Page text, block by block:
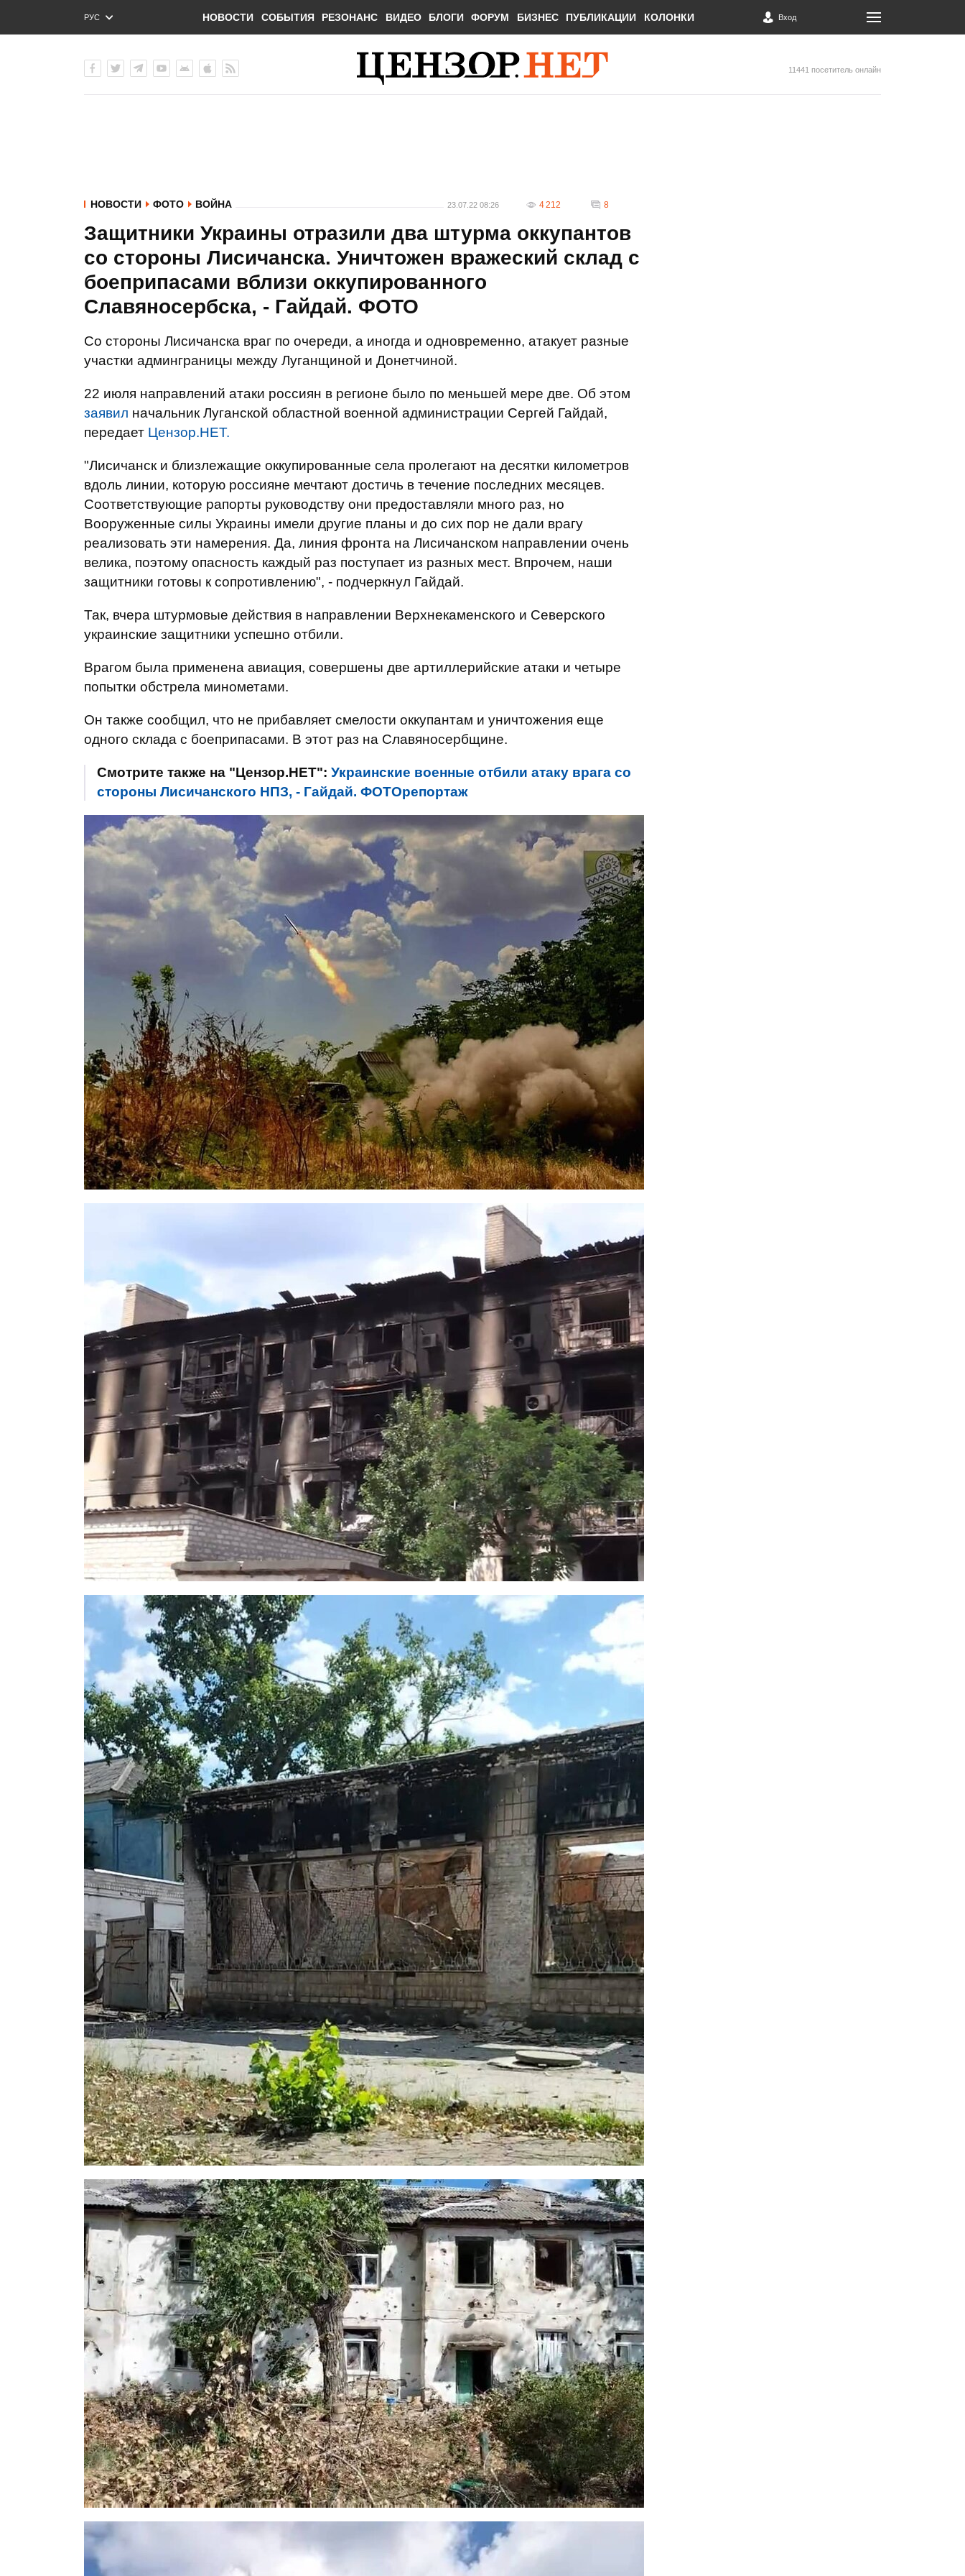
РУС
ENG
НОВОСТИ СОБЫТИЯ РЕЗОНАНС ВИДЕО БЛОГИ ФОРУМ БИЗНЕС ПУБЛИКАЦИИ КОЛОНКИ Вход
11441 посетитель онлайн
НОВОСТИ ФОТО ВОЙНА 23.07.22 08:26 4 212 8
Защитники Украины отразили два штурма оккупантов
со стороны Лисичанска. Уничтожен вражеский склад с
боеприпасами вблизи оккупированного
Славяносербска, - Гайдай. ФОТО
Со стороны Лисичанска враг по очереди, а иногда и одновременно, атакует разные
участки админграницы между Луганщиной и Донетчиной.
22 июля направлений атаки россиян в регионе было по меньшей мере две. Об этом
заявил начальник Луганской областной военной администрации Сергей Гайдай,
передает Цензор.НЕТ.
"Лисичанск и близлежащие оккупированные села пролегают на десятки километров
вдоль линии, которую россияне мечтают достичь в течение последних месяцев.
Соответствующие рапорты руководству они предоставляли много раз, но
Вооруженные силы Украины имели другие планы и до сих пор не дали врагу
реализовать эти намерения. Да, линия фронта на Лисичанском направлении очень
велика, поэтому опасность каждый раз поступает из разных мест. Впрочем, наши
защитники готовы к сопротивлению", - подчеркнул Гайдай.
Так, вчера штурмовые действия в направлении Верхнекаменского и Северского
украинские защитники успешно отбили.
Врагом была применена авиация, совершены две артиллерийские атаки и четыре
попытки обстрела минометами.
Он также сообщил, что не прибавляет смелости оккупантам и уничтожения еще
одного склада с боеприпасами. В этот раз на Славяносербщине.
Смотрите также на "Цензор.НЕТ": Украинские военные отбили атаку врага со
стороны Лисичанского НПЗ, - Гайдай. ФОТОрепортаж